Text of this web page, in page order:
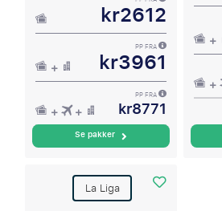
kr2612
PP FRA
kr3961
PP FRA
kr8771
Se pakker
La Liga